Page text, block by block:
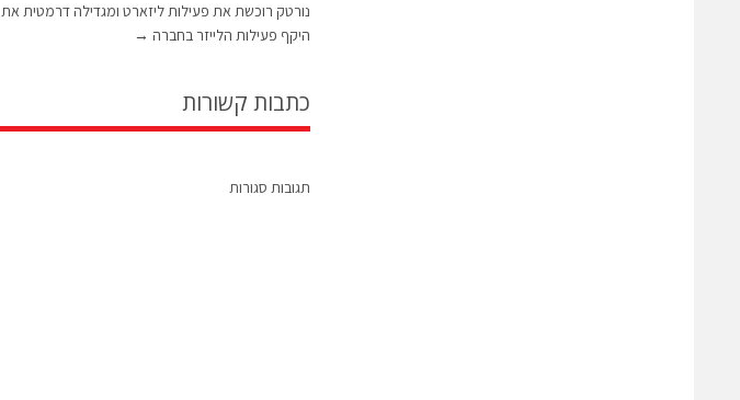
נורטק רוכשת את פעילות ליזארט ומגדילה דרמטית את
היקף פעילות הלייזר בחברה →
כתבות קשורות
תגובות סגורות